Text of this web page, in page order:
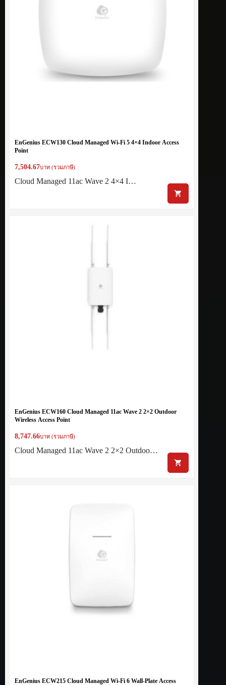
EnGenius ECW130 Cloud Managed Wi-Fi 5 4×4 Indoor Access
Point
7,504.67บาท (รวมภาษี)
Cloud Managed 11ac Wave 2 4×4 I…
EnGenius ECW160 Cloud Managed 11ac Wave 2 2×2 Outdoor
Wireless Access Point
8,747.66บาท (รวมภาษี)
Cloud Managed 11ac Wave 2 2×2 Outdoo…
EnGenius ECW215 Cloud Managed Wi-Fi 6 Wall-Plate Access